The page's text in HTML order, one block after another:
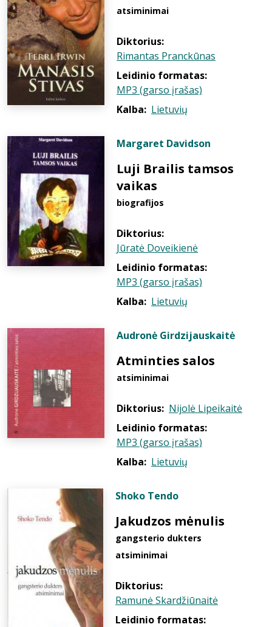
atsiminimai
Diktorius:
Rimantas Pranckūnas
Leidinio formatas:
MP3 (garso įrašas)
Kalba: Lietuvių
Margaret Davidson
Luji Brailis tamsos
vaikas
biografijos
Diktorius:
Jūratė Doveikienė
Leidinio formatas:
MP3 (garso įrašas)
Kalba: Lietuvių
Audronė Girdzijauskaitė
Atminties salos
atsiminimai
Diktorius: Nijolė Lipeikaitė
Leidinio formatas:
MP3 (garso įrašas)
Kalba: Lietuvių
Shoko Tendo
Jakudzos mėnulis
gangsterio dukters
atsiminimai
Diktorius:
Ramunė Skardžiūnaitė
Leidinio formatas: